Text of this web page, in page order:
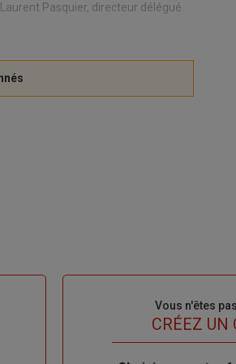
Pasquier, directeur délégué
Vous n'êtes
TITRECRÉEZ UN